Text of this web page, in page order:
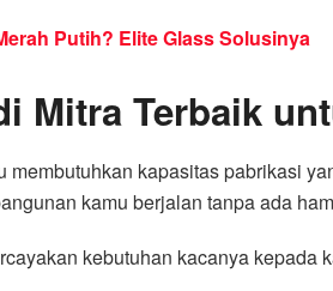
Putih? Elite Glass Solusinya
Mitra Terbaik
kapasitas pabrikasi
kamu berjalan tanpa ada
kebutuhan kacanya kepada